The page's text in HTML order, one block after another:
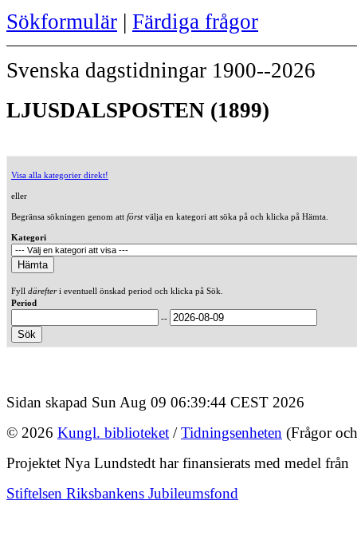
Sökformulär | Färdiga frågor
Svenska dagstidningar 1900--2026
LJUSDALSPOSTEN (1899)
Visa alla kategorier direkt!
eller
Begränsa sökningen genom att förstvälja en kategori att söka på och klicka på Hämta.
Kategori
Fyll därefteri eventuell önskad period och klicka på Sök.
Period
--
Sidan skapad Sun Aug 09 06:39:44 CEST 2026
© 2026 Kungl. biblioteket /Tidningsenheten (Frågor
Projektet Nya Lundstedt har finansierats med medel från
Stiftelsen Riksbankens Jubileumsfond